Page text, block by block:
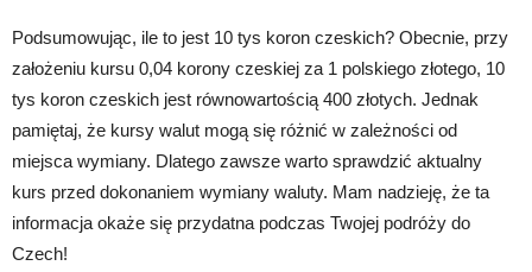
Podsumowując, ile to jest 10 tys koron czeskich? Obecnie, przy
założeniu kursu 0,04 korony czeskiej za 1 polskiego złotego, 10
tys koron czeskich jest równowartością 400 złotych. Jednak
pamiętaj, że kursy walut mogą się różnić w zależności od
miejsca wymiany. Dlatego zawsze warto sprawdzić aktualny
kurs przed dokonaniem wymiany waluty. Mam nadzieję, że ta
informacja okaże się przydatna podczas Twojej podróży do
Czech!